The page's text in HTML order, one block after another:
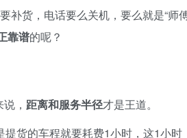
补货，电话要么关机，要么就是“师
靠谱的呢？
， 距离和服务半径才是王道。
货的车程就要耗费1小时，这1小时